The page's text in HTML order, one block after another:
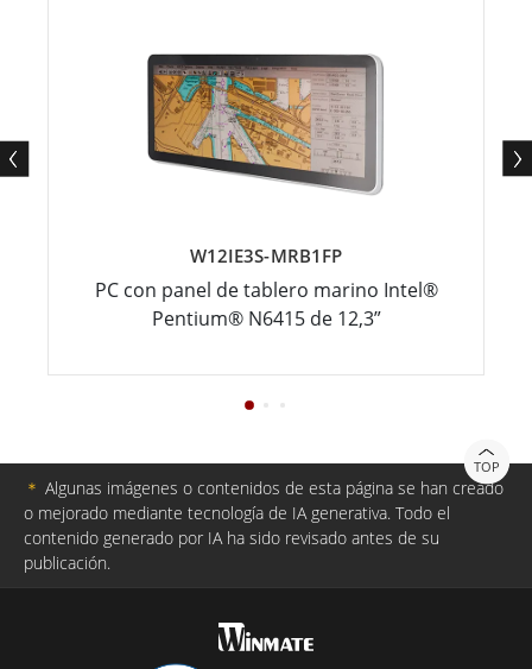
W12IE3S-MRB1FP
PC con panel de tablero marino Intel®
Pentium® N6415 de 12,3”
TOP
＊ Algunas imágenes o contenidos de esta página se han creado
o mejorado mediante tecnología de IA generativa. Todo el
contenido generado por IA ha sido revisado antes de su
publicación.